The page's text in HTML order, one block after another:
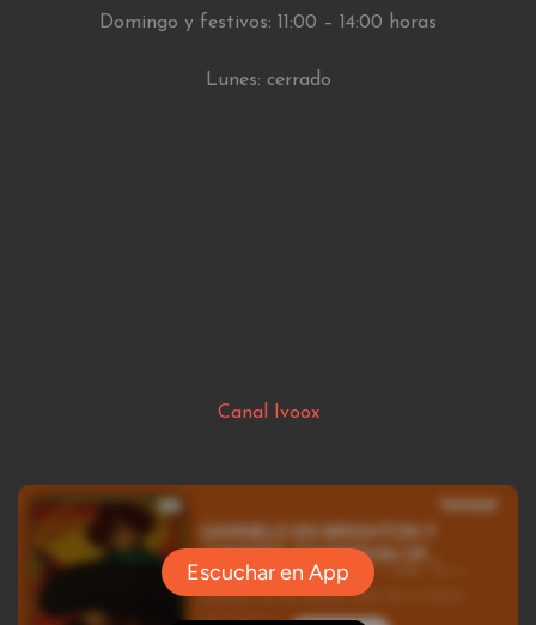
Domingo y festivos: 11:00 – 14:00 horas
Lunes: cerrado
Canal Ivoox